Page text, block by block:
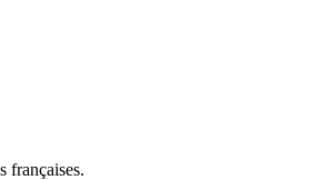
françaises.